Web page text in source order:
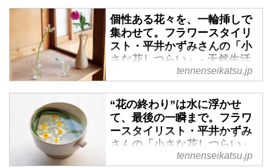
さんに伺いました。今回は、豆皿
を使った縁起のよい植物のあしら
いを教わります。（天然生活
2023年2月号掲載）
やかな存在が、肩の力を抜いてく
れます。好きな花を、ただ一輪。
そこから空気が、温かに変わって
いくのです。そんな、暮らしを彩
る小さな花しつらいについて、フ
ラワースタイリストの平井かずみ
さんに伺いました。今回は、花の
終わりまで愛でる一輪挿しの花生
けを教わります。（天然生活
2023年2月号掲載）
個性ある花々を、一輪挿しで
集わせて。フラワースタイリ
スト・平井かずみさんの「小
さな花しつらい」 - 天然生活
視線の先の、小さな花。そのささ
やかな存在が、肩の力を抜いてく
れます。好きな花を、ただ一輪。
そこから空気が、温かに変わって
いくのです。そんな、暮らしを彩
る小さな花しつらいについて、フ
tennenseikatsu.jp
“花の終わり”は水に浮かせ
て、最後の一瞬まで。フラワ
ースタイリスト・平井かずみ
さんの「小さな花しつらい」
- 天然生活webtennenseikatsu.jp